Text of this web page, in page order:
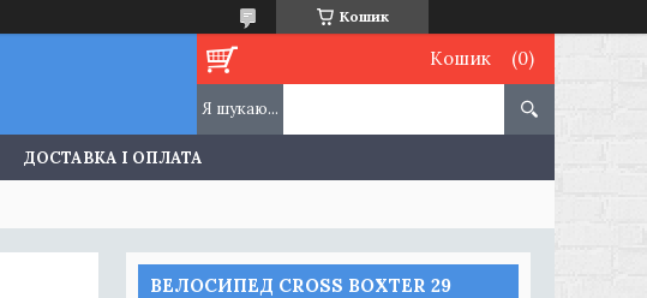
Кошик
Кошик
ДОСТАВКА І ОПЛАТА
ВЕЛОСИПЕД CROSS BOXTER 29